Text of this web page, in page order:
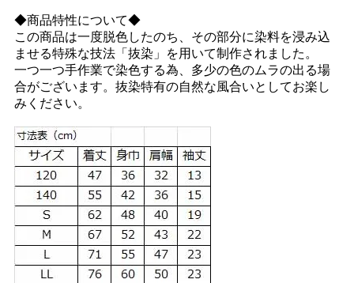
◆商品特性について◆
この商品は一度脱色したのち、その部分に染料を浸み込
ませる特殊な技法「抜染」を用いて制作されました。
一つ一つ手作業で染色する為、多少の色のムラの出る場
合がございます。抜染特有の自然な風合いとしてお楽し
みください。